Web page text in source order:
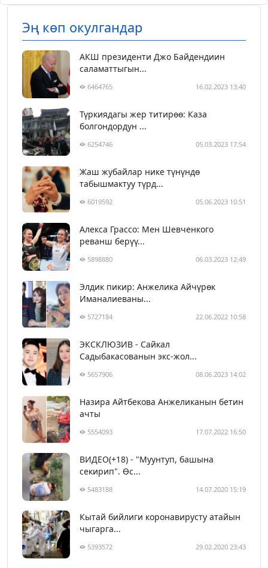
Эң көп окулгандар
АКШ президенти Джо Байдендиин
саламаттыгын...
6464765 16.02.2023 13:40
Түркиядагы жер титирөө: Каза
болгондордун ...
6254746 05.03.2023 17:54
Жаш жубайлар нике түнүндө
табышмактуу түрд...
6019592 05.06.2023 10:51
Алекса Грассо: Мен Шевченкого
реванш берүү...
5898880 06.03.2023 12:49
Элдик пикир: Анжелика Айчүрөк
Иманалиеваны...
5727184 22.06.2022 10:58
ЭКСКЛЮЗИВ - Сайкал
Садыбакасованын экс-жол...
5657906 08.06.2023 14:02
Назира Айтбекова Анжеликанын бетин
ачты
5554093 17.07.2022 16:50
ВИДЕО(+18) - "Муунтуп, башына
секирип". Өс...
5483188 14.07.2020 15:19
Кытай бийлиги коронавирусту атайын
чыгарга...
5393572 29.02.2020 23:43